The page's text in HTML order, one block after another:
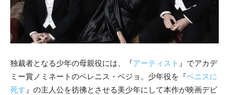
独裁者となる少年の母親役には、『アーティスト 』でアカデ
ミー賞ノミネートのベレニス・ベジョ。少年役を『ベニスに
死す 』の主人公を彷彿とさせる美少年にして本作が映画デビ